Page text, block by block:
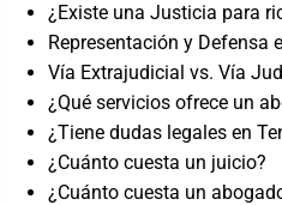
¿Existe una Justicia para
Representación y Defensa
Vía Extrajudicial vs. Vía
¿Qué servicios ofrece un
¿Tiene dudas legales en
¿Cuánto cuesta un juicio?
¿Cuánto cuesta un